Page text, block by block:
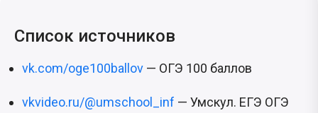
Список источников
vk.com/oge100ballov — ОГЭ 100 баллов
vkvideo.ru/@umschool_inf — Умскул. ЕГЭ ОГЭ